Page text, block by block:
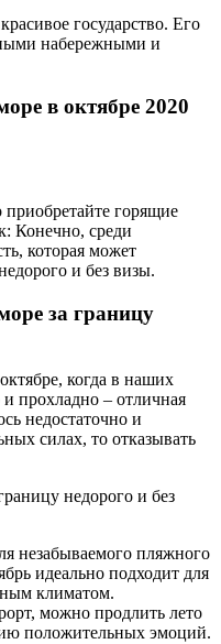
государство. Его
набережными и
в октябре 2020
горящие
Конечно, среди
которая может
и без визы.
за границу
когда в наших
прохладно – отличная
недостаточно и
силах, то отказывать
недорого и без
незабываемого пляжного
идеально подходит для
климатом.
можно продлить лето
положительных эмоций.